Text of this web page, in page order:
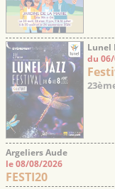
Lunel
du
Argeliers Aude
le 08/08/2026
FESTI20